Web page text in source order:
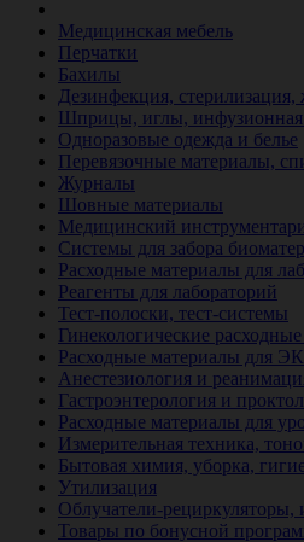
Медицинская мебель
Перчатки
Бахилы
Дезинфекция,
Шприцы, иглы, инфузионная
Одноразовые одежда и белье
Перевязочные материалы,
Журналы
Шовные материалы
Медицинский
Системы для забора
Расходные материалы для
Реагенты для лабораторий
Тест-полоски, тест-системы
Гинекологические
Расходные материалы для
Анестезиология и
Гастроэнтерология и
Расходные материалы для
Измерительная техника,
Бытовая химия, уборка,
Утилизация
Облучатели-рециркуляторы,
Товары по бонусной